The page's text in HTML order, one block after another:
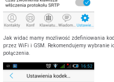
Jak widać mamy możliwość zdefiniowania
przez WiFi i GSM. Rekomendujemy wybranie
połączenia.